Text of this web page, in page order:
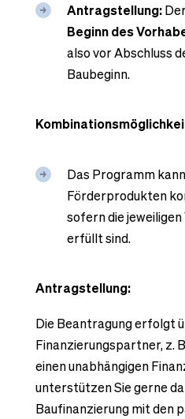
Antragstellung:
Beginn des
also vor Abschluss
Baubeginn.
Das Programm
Förderprodukten
sofern die
erfüllt sind.
Antragstellung:
Die Beantragung erfolgt
Finanzierungspartner, z.
einen unabhängigen
unterstützen Sie gerne
Baufinanzierung mit den